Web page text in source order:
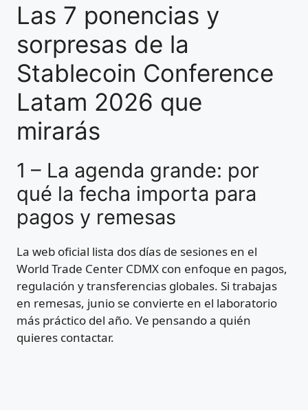
Las 7 ponencias y
sorpresas de la
Stablecoin Conference
Latam 2026 que
mirarás
1 – La agenda grande: por
qué la fecha importa para
pagos y remesas
La web oficial lista dos días de sesiones en el
World Trade Center CDMX con enfoque en pagos,
regulación y transferencias globales. Si trabajas
en remesas, junio se convierte en el laboratorio
más práctico del año. Ve pensando a quién
quieres contactar.